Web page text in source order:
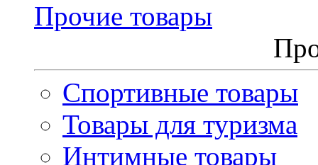
Прочие товары
Спортивные товары
Товары для туризма
Интимные товары